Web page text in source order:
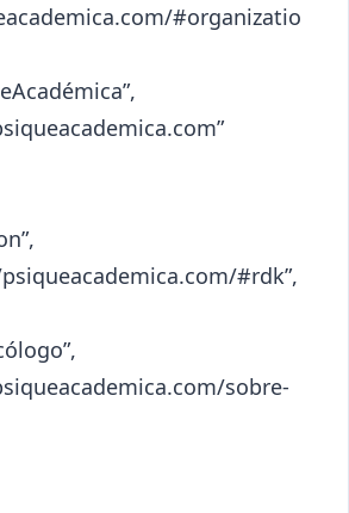
#organizatio
psiqueacademica.com/#rdk”,
sobre-